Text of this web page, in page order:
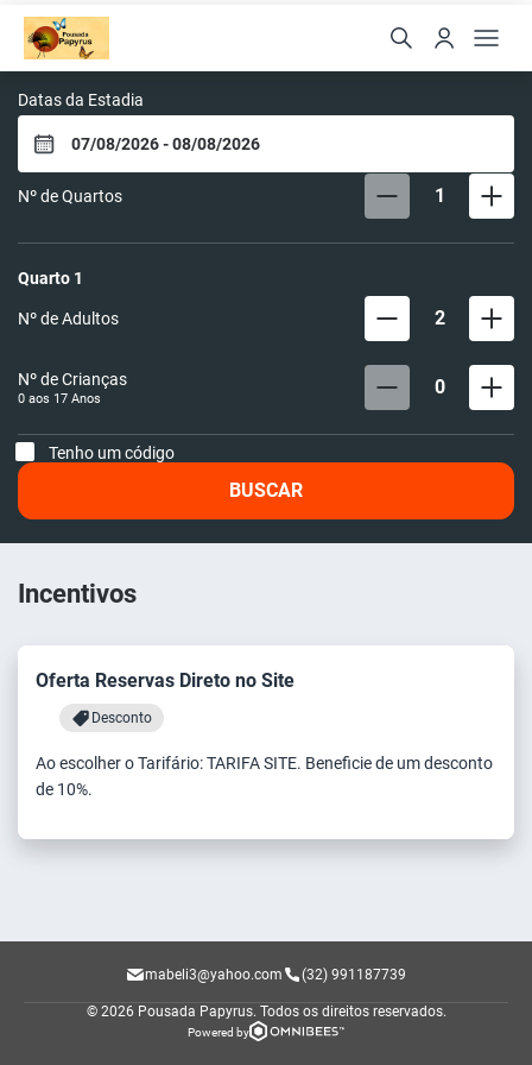
Pousada Papyrus
Datas da Estadia
Nº de Quartos 1
Quarto 1
Nº de Adultos 2
Nº de Crianças
0 aos 17 Anos 0
Tenho um código
BUSCAR
Incentivos
Oferta Reservas Direto no Site
Desconto
Ao escolher o Tarifário: TARIFA SITE. Beneficie de um desconto
de 10%.
mabeli3@yahoo.com (32) 991187739
© 2026 Pousada Papyrus. Todos os direitos reservados.
Powered by